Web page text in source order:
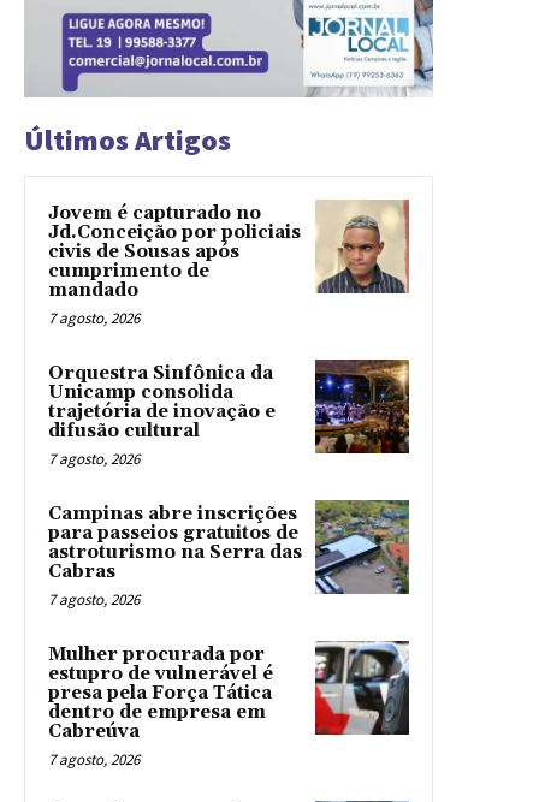
Últimos Artigos
Jovem é capturado no
Jd.Conceição por policiais
civis de Sousas após
cumprimento de
mandado
7 agosto, 2026
Orquestra Sinfônica da
Unicamp consolida
trajetória de inovação e
difusão cultural
7 agosto, 2026
Campinas abre inscrições
para passeios gratuitos de
astroturismo na Serra das
Cabras
7 agosto, 2026
Mulher procurada por
estupro de vulnerável é
presa pela Força Tática
dentro de empresa em
Cabreúva
7 agosto, 2026